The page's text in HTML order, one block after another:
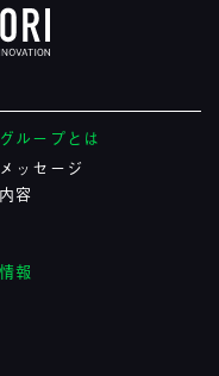
ループとは
ッセージ
容
報